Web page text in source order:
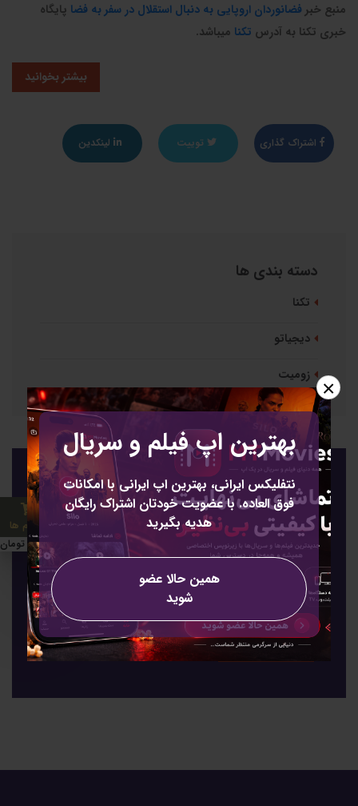
بهترین اپ فیلم و سریال
نتفلیکس ایرانی، بهترین اپ ایرانی با امکانات
فوق العاده. با عضویت خودتان اشتراک رایگان
هدیه بگیرید
همین حالا عضو
شوید
×
منبع خبر فضانوردان اروپایی به دنبال استقلال در سفر به فضا پایگاه
خبری تکنا به آدرس تکنا میباشد.
بیشتر بخوانید
اشتراک گذاری توییت لینکدین
دسته بندی ها
تکنا
دیجیاتو
زومیت
عضویت
عضویت برای خبرنامه
85000 تومان